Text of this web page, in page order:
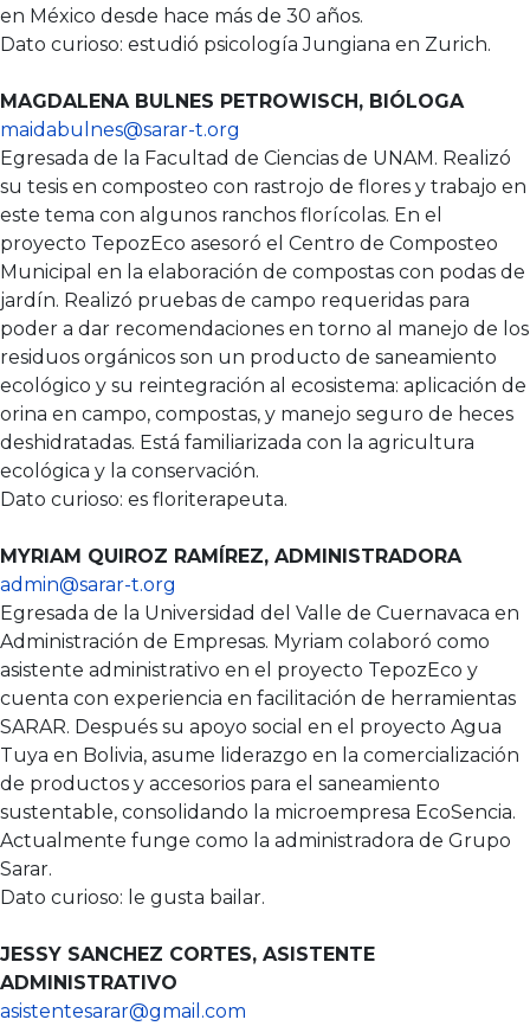
en México desde hace más de 30 años.
Dato curioso: estudió psicología Jungiana en Zurich.
MAGDALENA BULNES PETROWISCH, BIÓLOGA
maidabulnes@sarar-t.org
Egresada de la Facultad de Ciencias de UNAM. Realizó
su tesis en composteo con rastrojo de flores y trabajo en
este tema con algunos ranchos florícolas. En el
proyecto TepozEco asesoró el Centro de Composteo
Municipal en la elaboración de compostas con podas de
jardín. Realizó pruebas de campo requeridas para
poder a dar recomendaciones en torno al manejo de los
residuos orgánicos son un producto de saneamiento
ecológico y su reintegración al ecosistema: aplicación de
orina en campo, compostas, y manejo seguro de heces
deshidratadas. Está familiarizada con la agricultura
ecológica y la conservación.
Dato curioso: es floriterapeuta.
MYRIAM QUIROZ RAMÍREZ, ADMINISTRADORA
admin@sarar-t.org
Egresada de la Universidad del Valle de Cuernavaca en
Administración de Empresas. Myriam colaboró como
asistente administrativo en el proyecto TepozEco y
cuenta con experiencia en facilitación de herramientas
SARAR. Después su apoyo social en el proyecto Agua
Tuya en Bolivia, asume liderazgo en la comercialización
de productos y accesorios para el saneamiento
sustentable, consolidando la microempresa EcoSencia.
Actualmente funge como la administradora de Grupo
Sarar.
Dato curioso: le gusta bailar.
JESSY SANCHEZ CORTES, ASISTENTE
ADMINISTRATIVO
asistentesarar@gmail.com